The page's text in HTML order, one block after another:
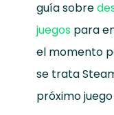
guía sobre
juegospara
el momento
se trata
próximo